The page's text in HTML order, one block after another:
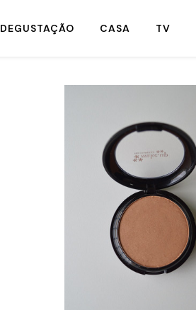
DEGUSTAÇÃO CASA TV